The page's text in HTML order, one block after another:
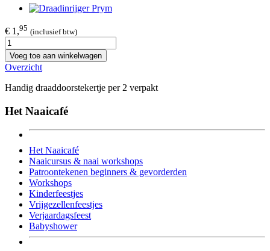
€ 1,95 (inclusief btw)
Voeg toe aan winkelwagen
Overzicht
Handig draaddoorstekertje per 2 verpakt
Het Naaicafé
Het Naaicafé
Naaicursus & naai workshops
Patroontekenen beginners & gevorderden
Workshops
Kinderfeestjes
Vrijgezellenfeestjes
Verjaardagsfeest
Babyshower